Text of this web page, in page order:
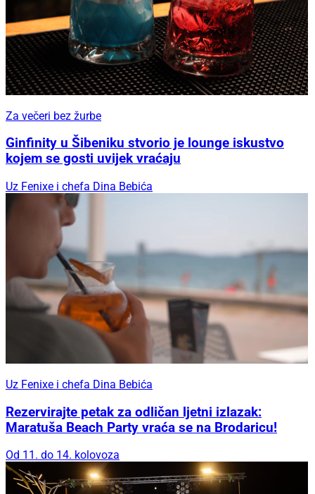
Za večeri bez žurbe
Ginfinity u Šibeniku stvorio je lounge iskustvo
kojem se gosti uvijek vraćaju
Uz Fenixe i chefa Dina Bebića
Uz Fenixe i chefa Dina Bebića
Rezervirajte petak za odličan ljetni izlazak:
Maratuša Beach Party vraća se na Brodaricu!
Od 11. do 14. kolovoza